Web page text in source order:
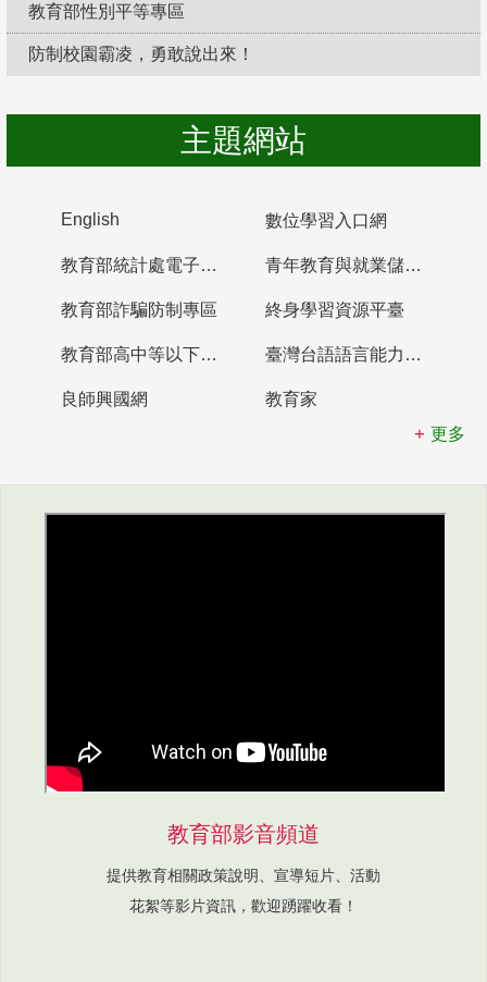
教育部性別平等專區
防制校園霸凌，勇敢說出來！
主題網站
English 數位學習入口網
教育部統計處電子書櫃 青年教育與就業儲蓄帳戶
教育部詐騙防制專區 終身學習資源平臺
教育部高中等以下學校及幼兒園教師資格檢定考試 臺灣台語語言能力認證網站
良師興國網
教育家
更多
教育部影音頻道
提供教育相關政策說明、宣導短片、活動
花絮等影片資訊，歡迎踴躍收看！